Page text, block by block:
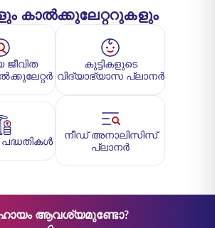
കാൽക്കുലേറ്ററുകളും
കുട്ടികളുടെ
വിദ്യാഭ്യാസ പ്ലാനർ
പദ്ധതികൾ
നീഡ് അനാലിസിസ്
പ്ലാനർ
ആവശ്യമുണ്ടോ?